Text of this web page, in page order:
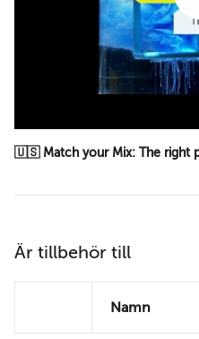
🇺🇸 Match your Mix: The right
Är tillbehör till
Namn